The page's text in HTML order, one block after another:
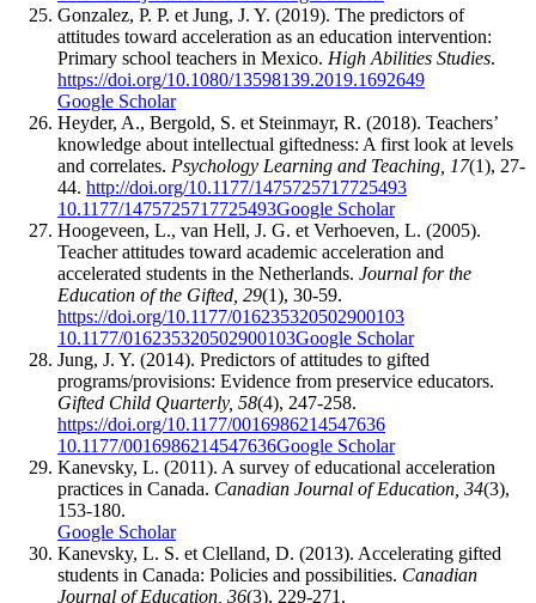
Gonzalez, P. P. et Jung, J. Y. (2019). The predictors of
attitudes toward acceleration as an education intervention:
Primary school teachers in Mexico. High Abilities Studies.
https://doi.org/10.1080/13598139.2019.1692649
Google Scholar
Heyder, A., Bergold, S. et Steinmayr, R. (2018). Teachers’
knowledge about intellectual giftedness: A first look at levels
and correlates. Psychology Learning and Teaching, 17(1), 27-
44. http://doi.org/10.1177/1475725717725493
10.1177/1475725717725493Google Scholar
Hoogeveen, L., van Hell, J. G. et Verhoeven, L. (2005).
Teacher attitudes toward academic acceleration and
accelerated students in the Netherlands. Journal for the
Education of the Gifted, 29(1), 30-59.
https://doi.org/10.1177/016235320502900103
10.1177/016235320502900103Google Scholar
Jung, J. Y. (2014). Predictors of attitudes to gifted
programs/provisions: Evidence from preservice educators.
Gifted Child Quarterly, 58(4), 247-258.
https://doi.org/10.1177/0016986214547636
10.1177/0016986214547636Google Scholar
Kanevsky, L. (2011). A survey of educational acceleration
practices in Canada. Canadian Journal of Education, 34(3),
153-180.
Google Scholar
Kanevsky, L. S. et Clelland, D. (2013). Accelerating gifted
students in Canada: Policies and possibilities. Canadian
Journal of Education, 36(3), 229-271.